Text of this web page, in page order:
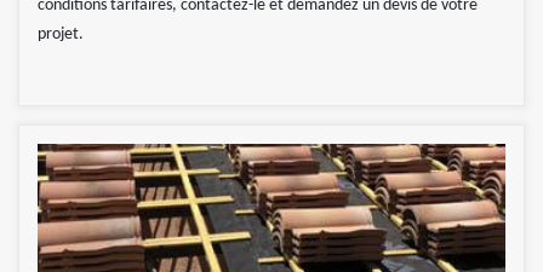
conditions tarifaires, contactez-le et demandez un devis de votre
projet.